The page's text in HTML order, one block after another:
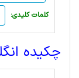
:کلمات کلیدی
چکیده